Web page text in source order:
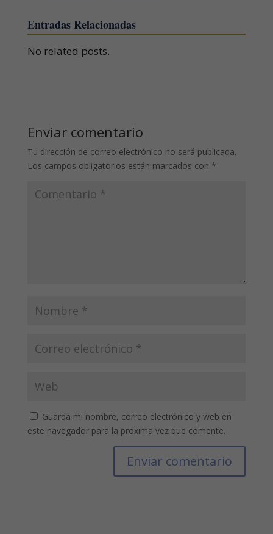
Entradas Relacionadas
No related posts.
Enviar comentario
Tu dirección de correo electrónico no será publicada.
Los campos obligatorios están marcados con *
Guarda mi nombre, correo electrónico y web en
este navegador para la próxima vez que comente.